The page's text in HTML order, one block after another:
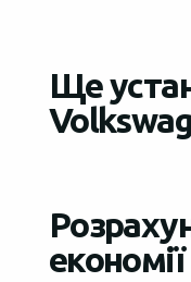
Ще
економії